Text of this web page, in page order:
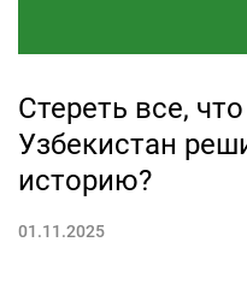
Стереть все,
Узбекистан
историю?
01.11.2025